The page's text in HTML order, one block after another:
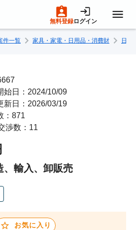
無料登録ログイン
件一覧 家具・家電・日用品・消費財 日用
始日：2024/10/09
新日：2026/03/19
：871
渉数：11
、輸入、卸販売
お気に入り